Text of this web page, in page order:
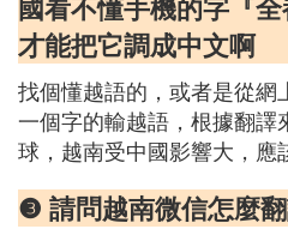
才能把它調成中文啊
找個懂越語的，或者是從
一個字的輸越語，根據翻譯
球，越南受中國影響大，應
❸ 請問越南微信怎麼